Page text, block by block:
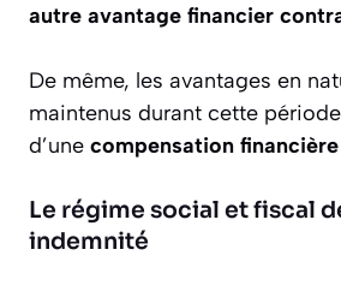
autre avantage financier
De même, les avantages en
maintenus durant cette
d’une compensation
Le régime social et fiscal
indemnité